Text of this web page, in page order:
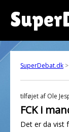
SuperDebat.dk
tilføjet af Ole
FCK i
Det er da vist